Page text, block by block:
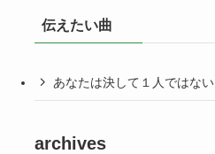
伝えたい曲
あなたは決して１人ではない
archives